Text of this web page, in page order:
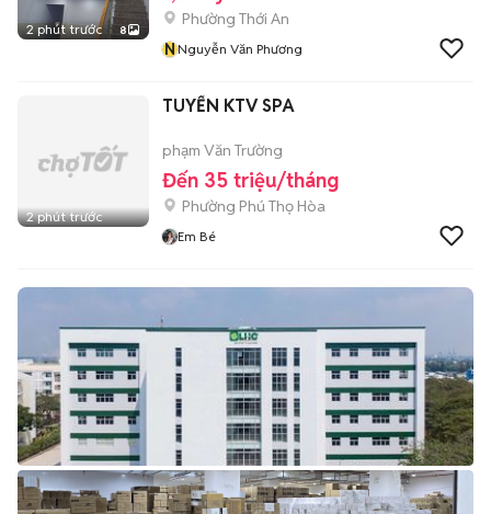
2 phút trước 8
Phường Thới An
NNguyễn Văn Phương
2 phút trước
TUYỂN KTV SPA
phạm Văn Trường
Đến 35 triệu/tháng
Phường Phú Thọ Hòa
Em Bé